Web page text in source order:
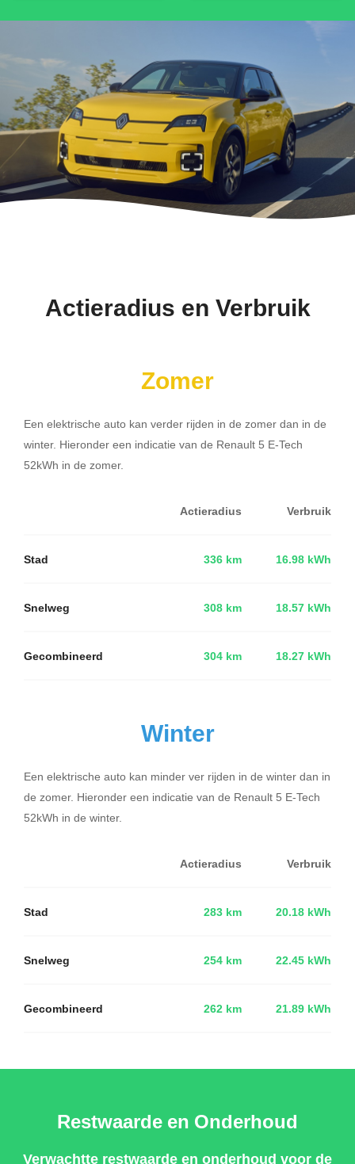
Actieradius en Verbruik
Zomer
Een elektrische auto kan verder rijden in de zomer dan in de
winter. Hieronder een indicatie van de Renault 5 E-Tech
52kWh in de zomer.
Actieradius Verbruik
Stad 336 km 16.98 kWh
Snelweg 308 km 18.57 kWh
Gecombineerd 304 km 18.27 kWh
Winter
Een elektrische auto kan minder ver rijden in de winter dan in
de zomer. Hieronder een indicatie van de Renault 5 E-Tech
52kWh in de winter.
Actieradius Verbruik
Stad 283 km 20.18 kWh
Snelweg 254 km 22.45 kWh
Gecombineerd 262 km 21.89 kWh
Restwaarde en Onderhoud
Verwachtte restwaarde en onderhoud voor de